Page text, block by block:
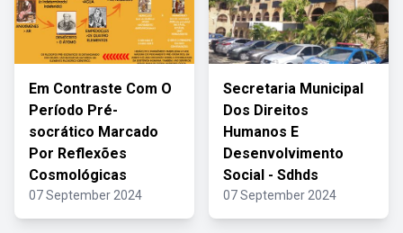
Em Contraste Com O
Período Pré-
socrático Marcado
Por Reflexões
Cosmológicas
07 September 2024
Secretaria Municipal
Dos Direitos
Humanos E
Desenvolvimento
Social - Sdhds
07 September 2024